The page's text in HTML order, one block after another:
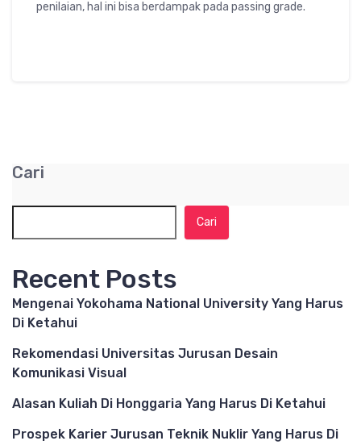
penilaian, hal ini bisa berdampak pada passing grade.
Cari
Cari
Recent Posts
Mengenai Yokohama National University Yang Harus
Di Ketahui
Rekomendasi Universitas Jurusan Desain
Komunikasi Visual
Alasan Kuliah Di Honggaria Yang Harus Di Ketahui
Prospek Karier Jurusan Teknik Nuklir Yang Harus Di